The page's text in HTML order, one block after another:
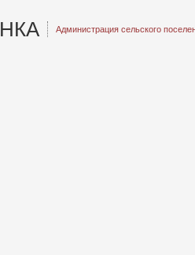
Администрация сельского